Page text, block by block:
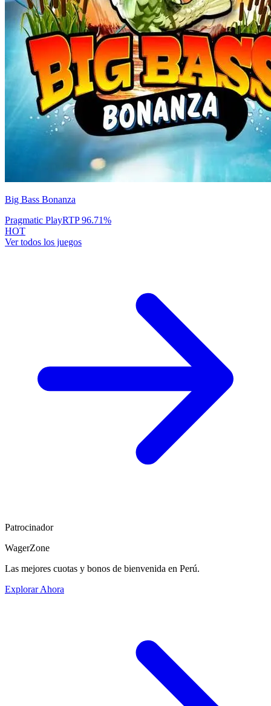
Big Bass Bonanza
Pragmatic PlayRTP96.71%
HOT
Ver todos los juegos
Patrocinador
WagerZone
Las mejores cuotas y bonos de bienvenida en Perú.
Explorar Ahora